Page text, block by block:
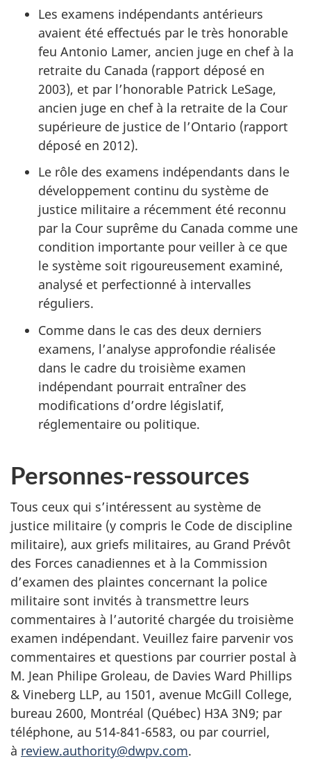
Les examens indépendants antérieurs
avaient été effectués par le très honorable
feu Antonio Lamer, ancien juge en chef à la
retraite du Canada (rapport déposé en
2003), et par l’honorable Patrick LeSage,
ancien juge en chef à la retraite de la Cour
supérieure de justice de l’Ontario (rapport
déposé en 2012).
Le rôle des examens indépendants dans le
développement continu du système de
justice militaire a récemment été reconnu
par la Cour suprême du Canada comme une
condition importante pour veiller à ce que
le système soit rigoureusement examiné,
analysé et perfectionné à intervalles
réguliers.
Comme dans le cas des deux derniers
examens, l’analyse approfondie réalisée
dans le cadre du troisième examen
indépendant pourrait entraîner des
modifications d’ordre législatif,
réglementaire ou politique.
Personnes-ressources
Tous ceux qui s’intéressent au système de
justice militaire (y compris le Code de discipline
militaire), aux griefs militaires, au Grand Prévôt
des Forces canadiennes et à la Commission
d’examen des plaintes concernant la police
militaire sont invités à transmettre leurs
commentaires à l’autorité chargée du troisième
examen indépendant. Veuillez faire parvenir vos
commentaires et questions par courrier postal à
M. Jean Philipe Groleau, de Davies Ward Phillips
& Vineberg LLP, au 1501, avenue McGill College,
bureau 2600, Montréal (Québec) H3A 3N9; par
téléphone, au 514-841-6583, ou par courriel,
à review.authority@dwpv.com.